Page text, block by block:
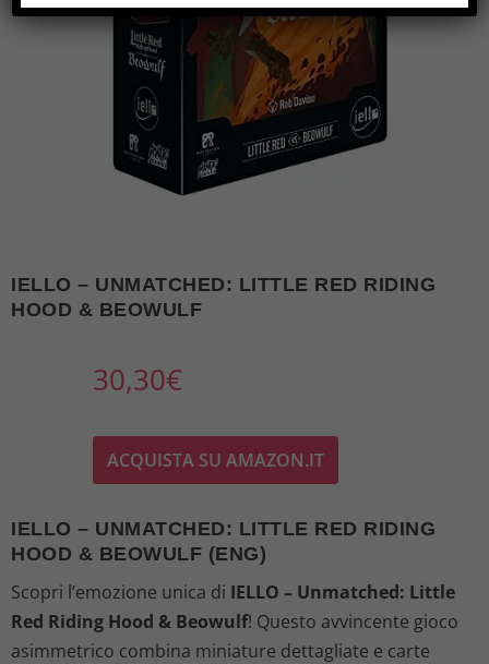
IELLO – UNMATCHED: LITTLE RED RIDING
HOOD & BEOWULF
30,30€
ACQUISTA SU AMAZON.IT
IELLO – UNMATCHED: LITTLE RED RIDING
HOOD & BEOWULF (ENG)
Scopri l’emozione unica di IELLO – Unmatched: Little
Red Riding Hood & Beowulf! Questo avvincente gioco
asimmetrico combina miniature dettagliate e carte